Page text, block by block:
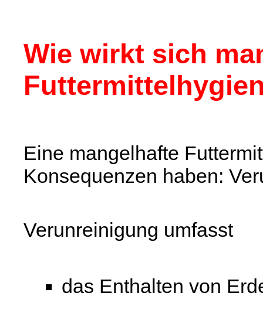
Wie wirkt sich
Eine mangelhafte
Konsequenzen haben:
Verunreinigung umfasst
das Enthalten von